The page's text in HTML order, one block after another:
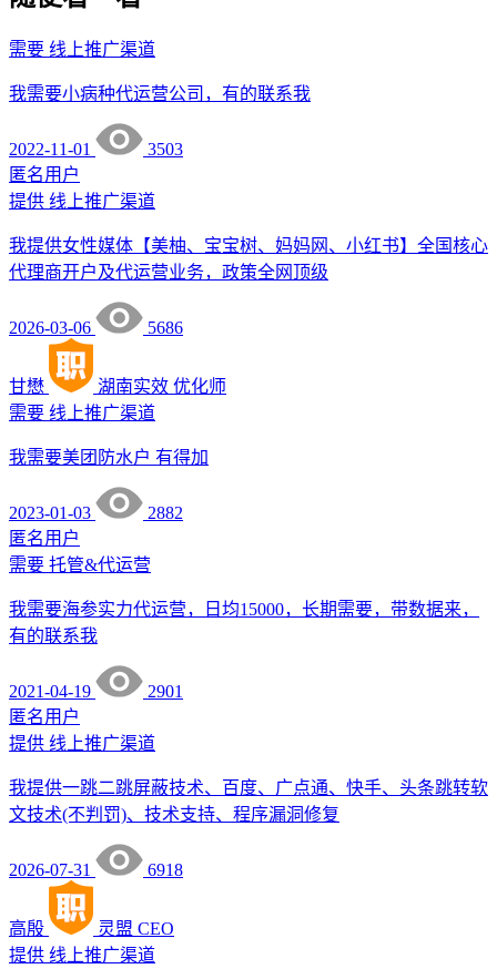
需要 线上推广渠道
我需要小病种代运营公司，有的联系我
2022-11-01
3503
匿名用户
提供 线上推广渠道
我提供女性媒体【美柚、宝宝树、妈妈网、小红书】全国核心
代理商开户及代运营业务，政策全网顶级
2026-03-06 5686
甘懋 湖南实效 优化师
需要 线上推广渠道
我需要美团防水户 有得加
2023-01-03
2882
匿名用户
需要 托管&代运营
我需要海参实力代运营，日均15000，长期需要，带数据来，
有的联系我
2021-04-19
2901
匿名用户
提供 线上推广渠道
我提供一跳二跳屏蔽技术、百度、广点通、快手、头条跳转软
文技术(不判罚)、技术支持、程序漏洞修复
2026-07-31 6918
高殷 灵盟 CEO
提供 线上推广渠道